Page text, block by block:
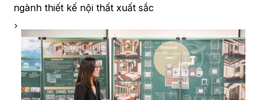
ngành thiết kế nội thất xuất sắc